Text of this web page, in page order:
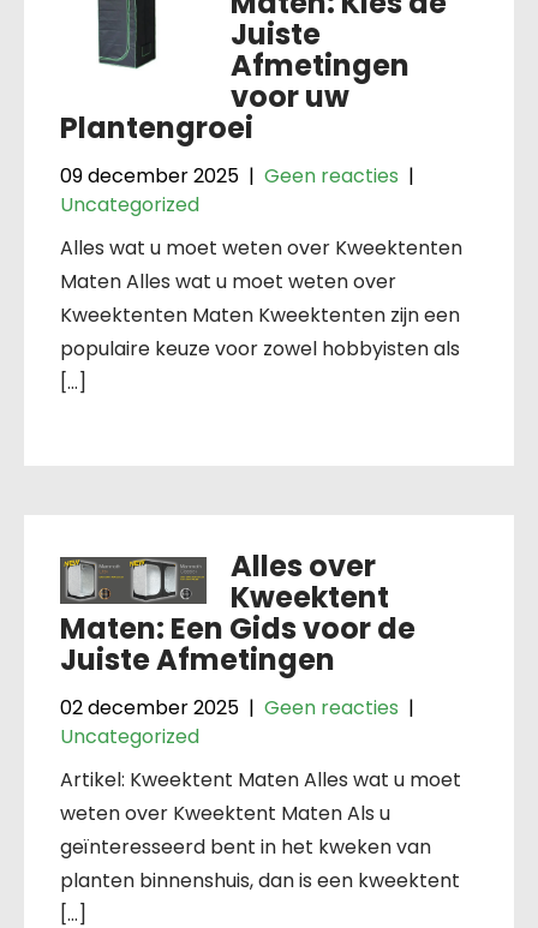
Juiste
Afmetingen
voor uw
Plantengroei
09 december 2025 | Geen reacties |
Uncategorized
Alles wat u moet weten over Kweektenten
Maten Alles wat u moet weten over
Kweektenten Maten Kweektenten zijn een
populaire keuze voor zowel hobbyisten als
[…]
Alles over
Kweektent
Maten: Een Gids voor de
Juiste Afmetingen
02 december 2025 | Geen reacties |
Uncategorized
Artikel: Kweektent Maten Alles wat u moet
weten over Kweektent Maten Als u
geïnteresseerd bent in het kweken van
planten binnenshuis, dan is een kweektent
[…]